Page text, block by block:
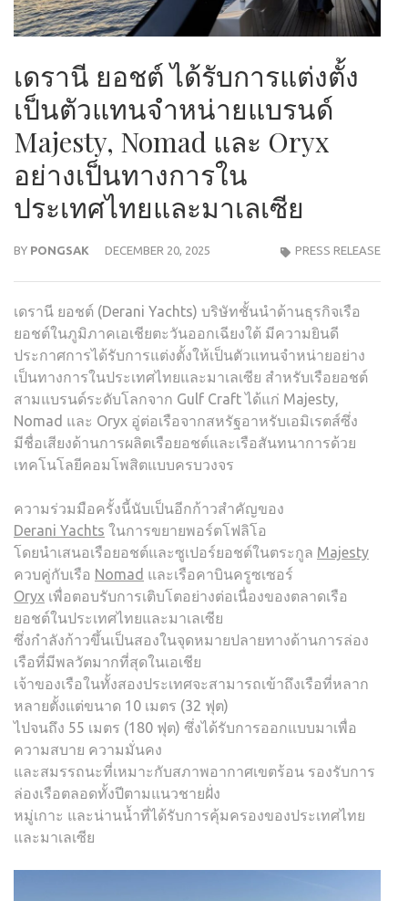
เดรานี ยอชต์ ได้รับการแต่งตั้ง
เป็นตัวแทนจำหน่ายแบรนด์
Majesty, Nomad และ Oryx
อย่างเป็นทางการใน
ประเทศไทยและมาเลเซีย
BY PONGSAK DECEMBER 20, 2025 PRESS RELEASE
เดรานี ยอชต์ (Derani Yachts) บริษัทชั้นนำด้านธุรกิจเรือ
ยอชต์ในภูมิภาคเอเชียตะวันออกเฉียงใต้ มีความยินดี
ประกาศการได้รับการแต่งตั้งให้เป็นตัวแทนจำหน่ายอย่าง
เป็นทางการในประเทศไทยและมาเลเซีย สำหรับเรือยอชต์
สามแบรนด์ระดับโลกจาก Gulf Craft ได้แก่ Majesty,
Nomad และ Oryx อู่ต่อเรือจากสหรัฐอาหรับเอมิเรตส์ซึ่ง
มีชื่อเสียงด้านการผลิตเรือยอชต์และเรือสันทนาการด้วย
เทคโนโลยีคอมโพสิตแบบครบวงจร
ความร่วมมือครั้งนี้นับเป็นอีกก้าวสำคัญของ
Derani Yachts ในการขยายพอร์ตโฟลิโอ
โดยนำเสนอเรือยอชต์และซูเปอร์ยอชต์ในตระกูล Majesty
ควบคู่กับเรือ Nomad และเรือคาบินครูซเซอร์
Oryx เพื่อตอบรับการเติบโตอย่างต่อเนื่องของตลาดเรือ
ยอชต์ในประเทศไทยและมาเลเซีย
ซึ่งกำลังก้าวขึ้นเป็นสองในจุดหมายปลายทางด้านการล่อง
เรือที่มีพลวัตมากที่สุดในเอเชีย
เจ้าของเรือในทั้งสองประเทศจะสามารถเข้าถึงเรือที่หลาก
หลายตั้งแต่ขนาด 10 เมตร (32 ฟุต)
ไปจนถึง 55 เมตร (180 ฟุต) ซึ่งได้รับการออกแบบมาเพื่อ
ความสบาย ความมั่นคง
และสมรรถนะที่เหมาะกับสภาพอากาศเขตร้อน รองรับการ
ล่องเรือตลอดทั้งปีตามแนวชายฝั่ง
หมู่เกาะ และน่านน้ำที่ได้รับการคุ้มครองของประเทศไทย
และมาเลเซีย